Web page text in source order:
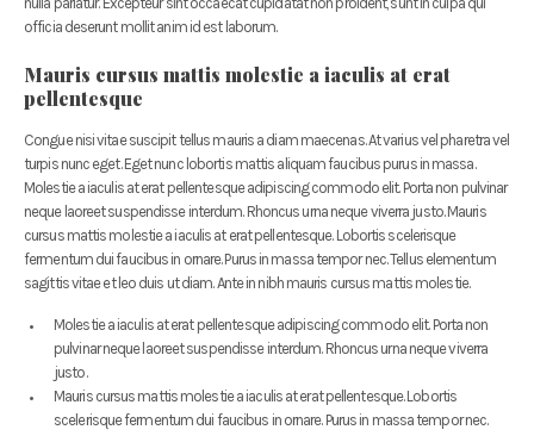
officia deserunt mollit anim id est laborum.
Mauris cursus mattis molestie a iaculis at erat
pellentesque
Congue nisi vitae suscipit tellus mauris a diam maecenas. At varius vel pharetra vel
turpis nunc eget. Eget nunc lobortis mattis aliquam faucibus purus in massa.
Molestie a iaculis at erat pellentesque adipiscing commodo elit. Porta non pulvinar
neque laoreet suspendisse interdum. Rhoncus urna neque viverra justo. Mauris
cursus mattis molestie a iaculis at erat pellentesque. Lobortis scelerisque
fermentum dui faucibus in ornare. Purus in massa tempor nec. Tellus elementum
sagittis vitae et leo duis ut diam. Ante in nibh mauris cursus mattis molestie.
Molestie a iaculis at erat pellentesque adipiscing commodo elit. Porta non
pulvinar neque laoreet suspendisse interdum. Rhoncus urna neque viverra
justo.
Mauris cursus mattis molestie a iaculis at erat pellentesque. Lobortis
scelerisque fermentum dui faucibus in ornare. Purus in massa tempor nec.